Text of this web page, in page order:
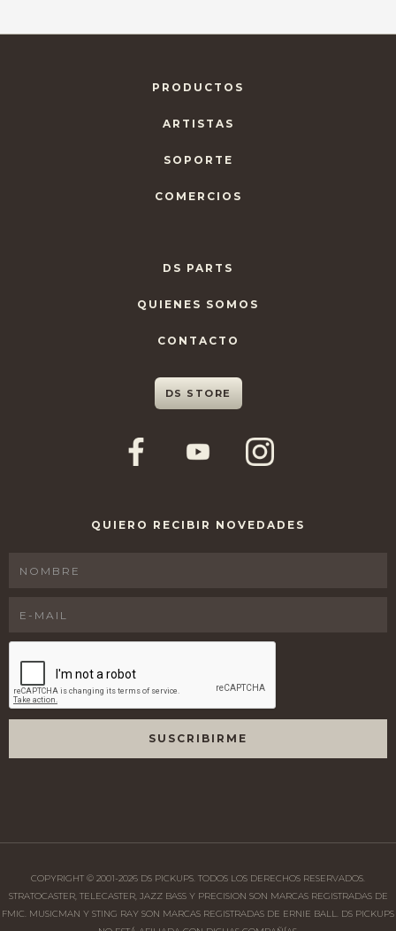
PRODUCTOS
ARTISTAS
SOPORTE
COMERCIOS
DS PARTS
QUIENES SOMOS
CONTACTO
DS STORE
QUIERO RECIBIR NOVEDADES
COPYRIGHT © 2001-2026 DS PICKUPS. TODOS LOS DERECHOS RESERVADOS.
STRATOCASTER, TELECASTER, JAZZ BASS Y PRECISION SON MARCAS REGISTRADAS DE
FMIC. MUSICMAN Y STING RAY SON MARCAS REGISTRADAS DE ERNIE BALL. DS PICKUPS